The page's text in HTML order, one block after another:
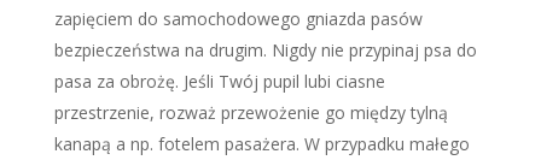
zapięciem do samochodowego gniazda pasów
bezpieczeństwa na drugim. Nigdy nie przypinaj psa do
pasa za obrożę. Jeśli Twój pupil lubi ciasne
przestrzenie, rozważ przewożenie go między tylną
kanapą a np. fotelem pasażera. W przypadku małego